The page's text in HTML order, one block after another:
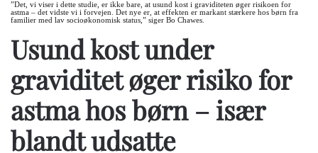
”Det, vi viser i dette studie, er ikke bare, at usund kost i graviditeten øger risikoen for
astma – det vidste vi i forvejen. Det nye er, at effekten er markant stærkere hos børn fra
familier med lav socioøkonomisk status,” siger Bo Chawes.
Usund kost under
graviditet øger risiko for
astma hos børn – især
blandt udsatte